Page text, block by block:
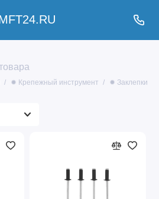
✹ Крепежный инструмент ✹ Заклепки